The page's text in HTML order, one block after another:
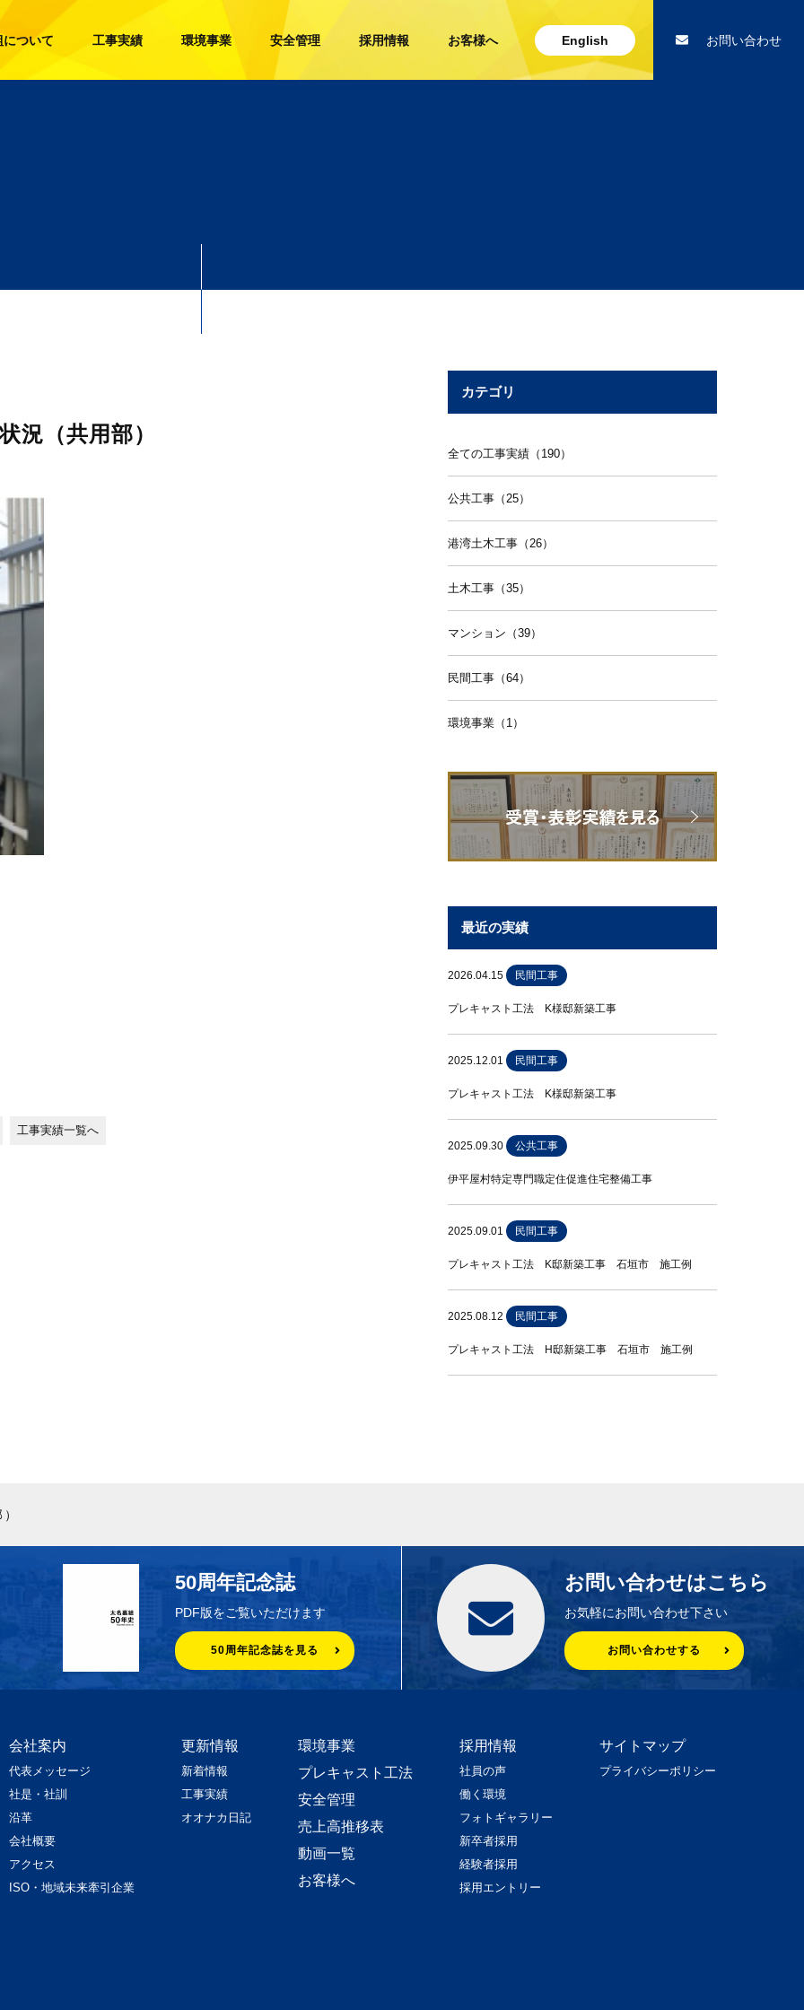
ついて 工事実績 環境事業 安全管理 採用情報 お客様へ English お問い合わせ
況（共用部）
工事実績一覧へ
カテゴリ
全ての工事実績（190）
公共工事（25）
港湾土木工事（26）
土木工事（35）
マンション（39）
民間工事（64）
環境事業（1）
最近の実績
2026.04.15 民間工事
プレキャスト工法 K様邸新築工事
2025.12.01 民間工事
プレキャスト工法 K様邸新築工事
2025.09.30 公共工事
伊平屋村特定専門職定住促進住宅整備工事
2025.09.01 民間工事
プレキャスト工法 K邸新築工事 石垣市 施工例
2025.08.12 民間工事
プレキャスト工法 H邸新築工事 石垣市 施工例
50周年記念誌
PDF版をご覧いただけます
50周年記念誌を見る
お問い合わせはこちら
お気軽にお問い合わせ下さい
お問い合わせする
会社案内
代表メッセージ
社是・社訓
沿革
会社概要
アクセス
ISO・地域未来牽引企業
更新情報
新着情報
工事実績
オオナカ日記
環境事業
プレキャスト工法
安全管理
売上高推移表
動画一覧
お客様へ
採用情報
社員の声
働く環境
フォトギャラリー
新卒者採用
経験者採用
採用エントリー
サイトマップ
プライバシーポリシー